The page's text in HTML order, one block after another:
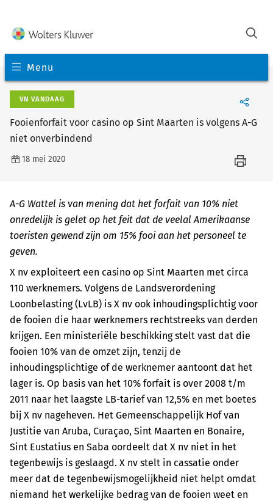
Menu
VN VANDAAG
Fooienforfait voor casino op Sint Maarten is volgens A-G
niet onverbindend
18 mei 2020
A-G Wattel is van mening dat het forfait van 10% niet
onredelijk is gelet op het feit dat de veelal Amerikaanse
toeristen gewend zijn om 15% fooi aan het personeel te
geven.
X nv exploiteert een casino op Sint Maarten met circa
110 werknemers. Volgens de Landsverordening
Loonbelasting (LvLB) is X nv ook inhoudingsplichtig voor
de fooien die haar werknemers rechtstreeks van derden
krijgen. Een ministeriële beschikking stelt vast dat die
fooien 10% van de omzet zijn, tenzij de
inhoudingsplichtige of de werknemer aantoont dat het
lager is. Op basis van het 10% forfait is over 2008 t/m
2011 naar het laagste LB-tarief van 12,5% en met boetes
bij X nv nageheven. Het Gemeenschappelijk Hof van
Justitie van Aruba, Curaçao, Sint Maarten en Bonaire,
Sint Eustatius en Saba oordeelt dat X nv niet in het
tegenbewijs is geslaagd. X nv stelt in cassatie onder
meer dat de tegenbewijsmogelijkheid niet helpt omdat
niemand het werkelijke bedrag van de fooien weet en